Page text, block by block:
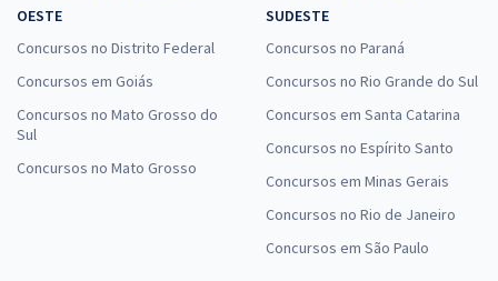
OESTE
Concursos no Distrito Federal
Concursos em Goiás
Concursos no Mato Grosso do
Sul
Concursos no Mato Grosso
SUDESTE
Concursos no Paraná
Concursos no Rio Grande do Sul
Concursos em Santa Catarina
Concursos no Espírito Santo
Concursos em Minas Gerais
Concursos no Rio de Janeiro
Concursos em São Paulo